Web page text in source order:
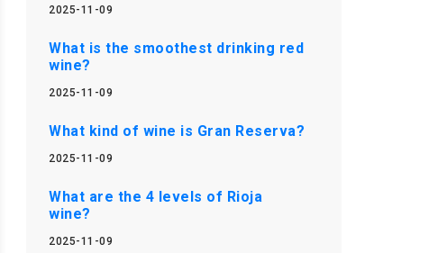
2025-11-09
What is the smoothest drinking red
wine?
2025-11-09
What kind of wine is Gran Reserva?
2025-11-09
What are the 4 levels of Rioja
wine?
2025-11-09